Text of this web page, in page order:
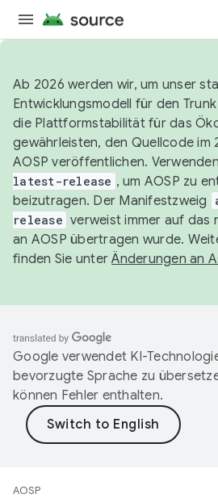
Ab 2026 werden wir, um unser
Entwicklungsmodell für den
die Plattformstabilität für das
gewährleisten, den Quellcode im
AOSP veröffentlichen.
latest-release , um AOSP zu
beizutragen. Der Manifestzweig
release verweist immer auf das
an AOSP übertragen wurde.
finden Sie unterÄnderungen an
Google verwendet KI-
bevorzugte Sprache zu
können Fehler enthalten.
AOSP